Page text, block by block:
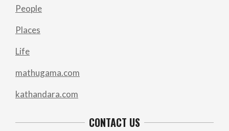
People
Places
Life
mathugama.com
kathandara.com
CONTACT US